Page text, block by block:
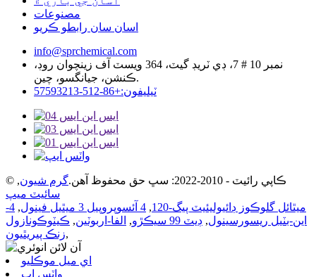
مصنوعات
اسان سان رابطو ڪريو
info@sprchemical.com
نمبر 10 # 7، ڊي ٽريڊ گيٽ، 364 ويسٽ آف زينچوان روڊ،
ڪنشن، جيانگسو، چين.
ٽيليفون:+86-512-57593213
© ڪاپي رائيٽ - 2010-2022: سڀ حق محفوظ آهن. گرم شيون,
سائيٽ ميپ
ميٿائل گلوڪوز ڊائيوليئيٽ پيگ-120
, 4 آئسوپروپيل 3 ميٿيل فينول ,
4-
اين-بٽيل ريسورسينول, ڊيٽ 99 سيڪڙو , الفا-اربوٽين, ڪيٽوڪونازول
زنڪ پيريٿيون,
اي ميل موڪليو
واٽس اپ